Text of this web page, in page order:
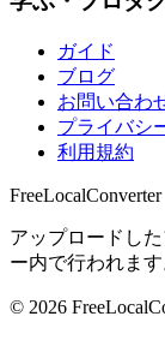
ガイド
ブログ
お問い合わ
プライバシ
利用規約
FreeLocalConverter
アップロードし
ー内で行われます
© 2026